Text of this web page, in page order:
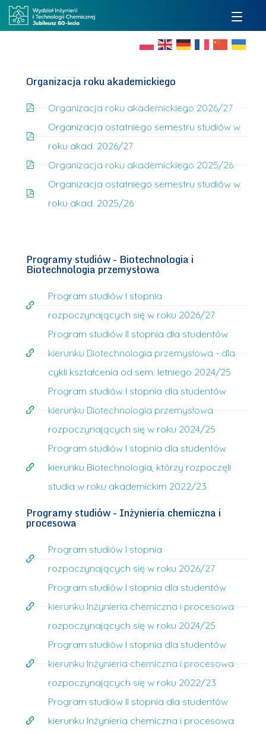
Organizacja roku akademickiego
Organizacja roku akademickiego 2026/27
Organizacja ostatniego semestru studiów w
roku akad. 2026/27
Organizacja roku akademickiego 2025/26
Organizacja ostatniego semestru studiów w
roku akad. 2025/26
Programy studiów - Biotechnologia i
Biotechnologia przemysłowa
Program studiów I stopnia
rozpoczynających się w roku 2026/27
Program studiów II stopnia dla studentów
kierunku Biotechnologia przemysłowa - dla
cykli kształcenia od sem. letniego 2024/25
Program studiów I stopnia dla studentów
kierunku Biotechnologia przemysłowa
rozpoczynających się w roku 2024/25
Program studiów I stopnia dla studentów
kierunku Biotechnologia, którzy rozpoczęli
studia w roku akademickim 2022/23
Programy studiów - Inżynieria chemiczna i
procesowa
Program studiów I stopnia
rozpoczynających się w roku 2026/27
Program studiów I stopnia dla studentów
kierunku Inżynieria chemiczna i procesowa
rozpoczynających się w roku 2024/25
Program studiów I stopnia dla studentów
kierunku Inżynieria chemiczna i procesowa
rozpoczynających się w roku 2022/23
Program studiów II stopnia dla studentów
kierunku Inżynieria chemiczna i procesowa